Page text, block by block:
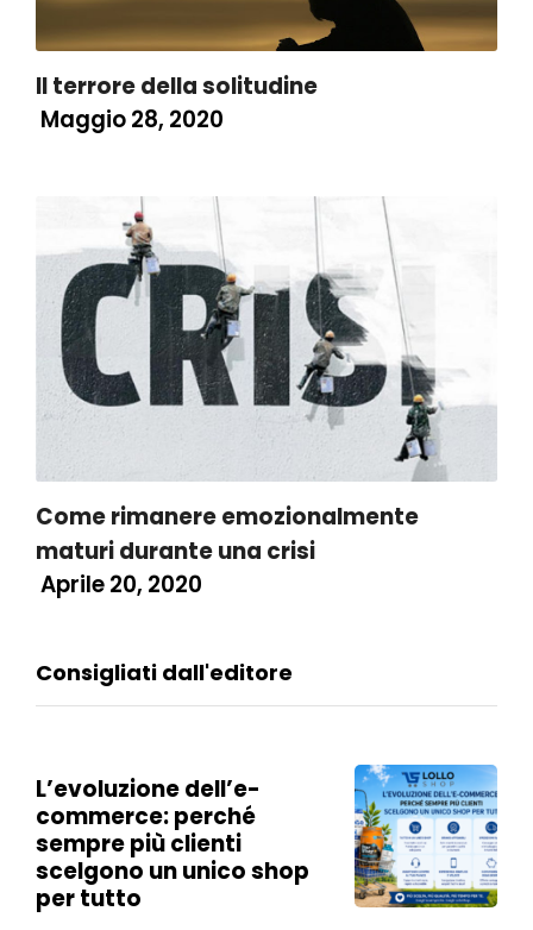
Il terrore della solitudine
Maggio 28, 2020
Come rimanere emozionalmente
maturi durante una crisi
Aprile 20, 2020
Consigliati dall'editore
L’evoluzione dell’e-
commerce: perché
sempre più clienti
scelgono un unico shop
per tutto